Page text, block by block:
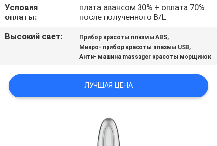
СПРОСИТЕ
ЦИТАТУ
САЙТА
КОНФИДЕНЦИАЛЬНОСТИ
Условия
оплаты:
плата авансом 30% + оплата 70%
после полученного B/L
Высокий свет:
Прибор красоты плазмы ABS,
Микро- прибор красоты плазмы USB,
Анти- машина massager красоты морщинок
ЛУЧШАЯ ЦЕНА